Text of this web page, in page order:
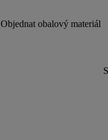
Objednat obalový materiál